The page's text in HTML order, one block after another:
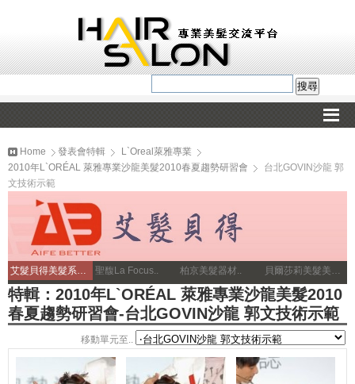
Home 發表會特輯
L`Oreal萊雅專業
2010年L`ORÉAL 萊雅專業沙龍美髮2010春夏趨勢研習會
台北GOVIN沙龍 郭
文技術示範
艾髮貝得美髮系列.. 聖馥La Focus.. 柏京美髮器材.. 貝爾莎莉美髮美容補習..
特輯：2010年L`ORÉAL 萊雅專業沙龍美髮2010
春夏趨勢研習會-台北GOVIN沙龍 郭文技術示範
移動單元至..